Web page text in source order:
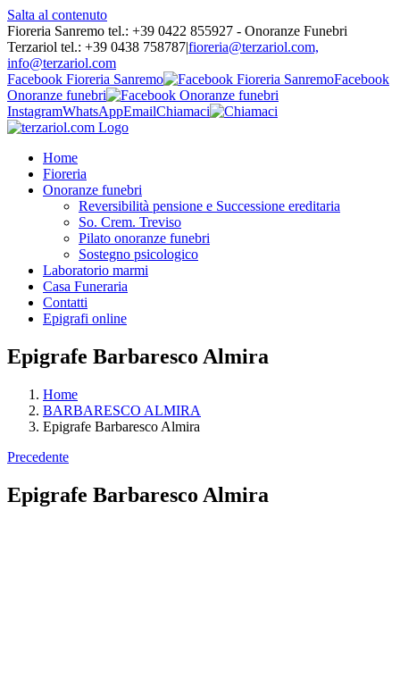
Salta al contenuto
Fioreria Sanremo tel.: +39 0422 855927 - Onoranze Funebri
Terzariol tel.: +39 0438 758787|fioreria@terzariol.com,
info@terzariol.com
Facebook Fioreria Sanremo
Facebook
Onoranze funebri
InstagramWhatsAppEmailChiamaci
Home
Fioreria
Onoranze funebri
Reversibilità pensione e Successione ereditaria
So. Crem. Treviso
Pilato onoranze funebri
Sostegno psicologico
Laboratorio marmi
Casa Funeraria
Contatti
Epigrafi online
Epigrafe Barbaresco Almira
Home
BARBARESCO ALMIRA
Epigrafe Barbaresco Almira
Precedente
Epigrafe Barbaresco Almira